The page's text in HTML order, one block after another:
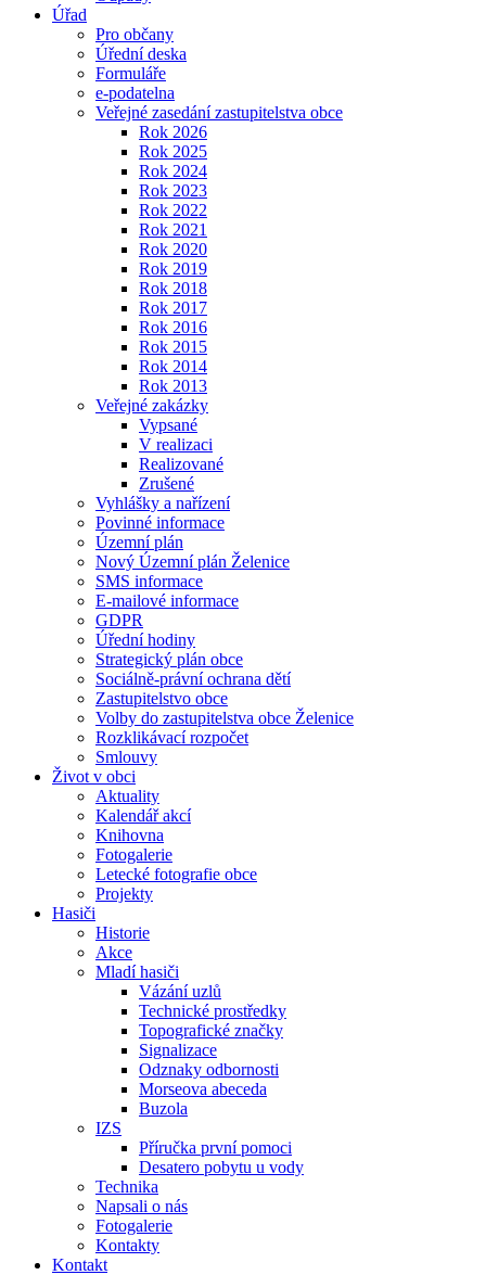
Úřad
Pro občany
Úřední deska
Formuláře
e-podatelna
Veřejné zasedání zastupitelstva obce
Rok 2026
Rok 2025
Rok 2024
Rok 2023
Rok 2022
Rok 2021
Rok 2020
Rok 2019
Rok 2018
Rok 2017
Rok 2016
Rok 2015
Rok 2014
Rok 2013
Veřejné zakázky
Vypsané
V realizaci
Realizované
Zrušené
Vyhlášky a nařízení
Povinné informace
Územní plán
Nový Územní plán Želenice
SMS informace
E-mailové informace
GDPR
Úřední hodiny
Strategický plán obce
Sociálně-právní ochrana dětí
Zastupitelstvo obce
Volby do zastupitelstva obce Želenice
Rozklikávací rozpočet
Smlouvy
Život v obci
Aktuality
Kalendář akcí
Knihovna
Fotogalerie
Letecké fotografie obce
Projekty
Hasiči
Historie
Akce
Mladí hasiči
Vázání uzlů
Technické prostředky
Topografické značky
Signalizace
Odznaky odbornosti
Morseova abeceda
Buzola
IZS
Příručka první pomoci
Desatero pobytu u vody
Technika
Napsali o nás
Fotogalerie
Kontakty
Kontakt